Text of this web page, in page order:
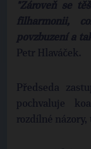
"Zároveň se
filharmonii,
povzbuzení a
Petr Hlaváček.
Předseda
pochvaluje
rozdílné názory,